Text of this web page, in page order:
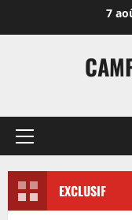
7
Menu
EXCLUSIF